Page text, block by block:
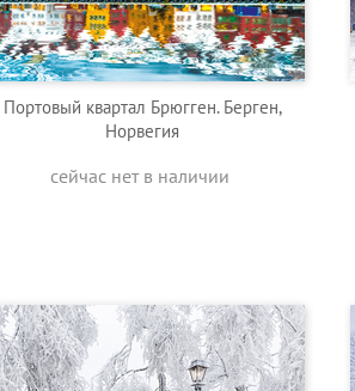
Портовый квартал Брюгген. Берген,
Норвегия
сейчас нет в наличии